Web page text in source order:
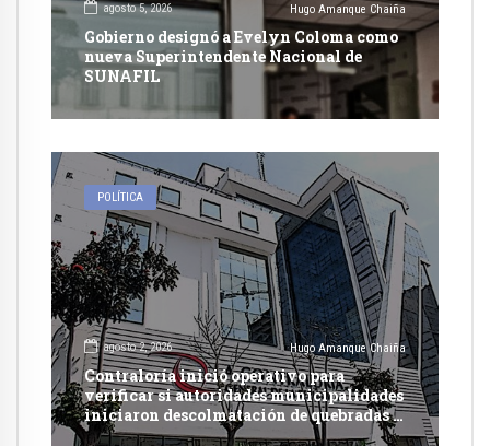
agosto 5, 2026 Hugo Amanque Chaiña
Gobierno designó a Evelyn Coloma como
nueva Superintendente Nacional de
SUNAFIL
POLÍTICA
agosto 2, 2026 Hugo Amanque Chaiña
Contraloría inició operativo para
verificar si autoridades municipalidades
iniciaron descolmatación de quebradas y
ríos ante Fenómeno del Niño